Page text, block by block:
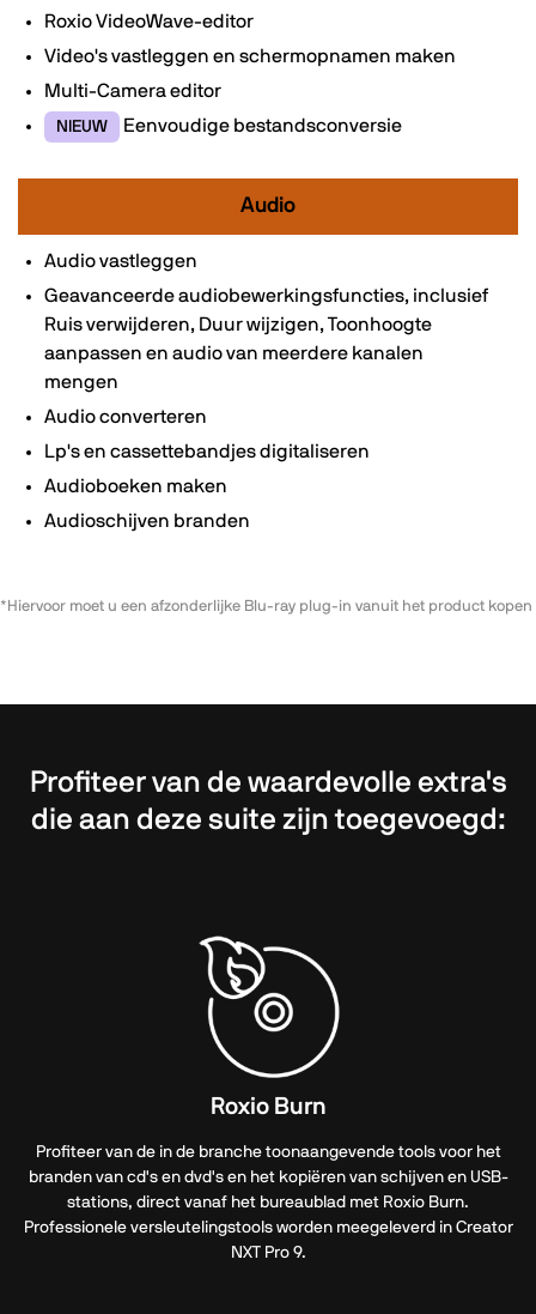
Roxio VideoWave-editor
Video's vastleggen en schermopnamen maken
Multi-Camera editor
NIEUW Eenvoudige bestandsconversie
Audio
Audio vastleggen
Geavanceerde audiobewerkingsfuncties, inclusief
Ruis verwijderen, Duur wijzigen, Toonhoogte
aanpassen en audio van meerdere kanalen
mengen
Audio converteren
Lp's en cassettebandjes digitaliseren
Audioboeken maken
Audioschijven branden
*Hiervoor moet u een afzonderlijke Blu-ray plug-in vanuit het product kopen
Profiteer van de waardevolle extra's
die aan deze suite zijn toegevoegd:
Roxio Burn
Profiteer van de in de branche toonaangevende tools voor het
branden van cd's en dvd's en het kopiëren van schijven en USB-
stations, direct vanaf het bureaublad met Roxio Burn.
Professionele versleutelingstools worden meegeleverd in Creator
NXT Pro 9.